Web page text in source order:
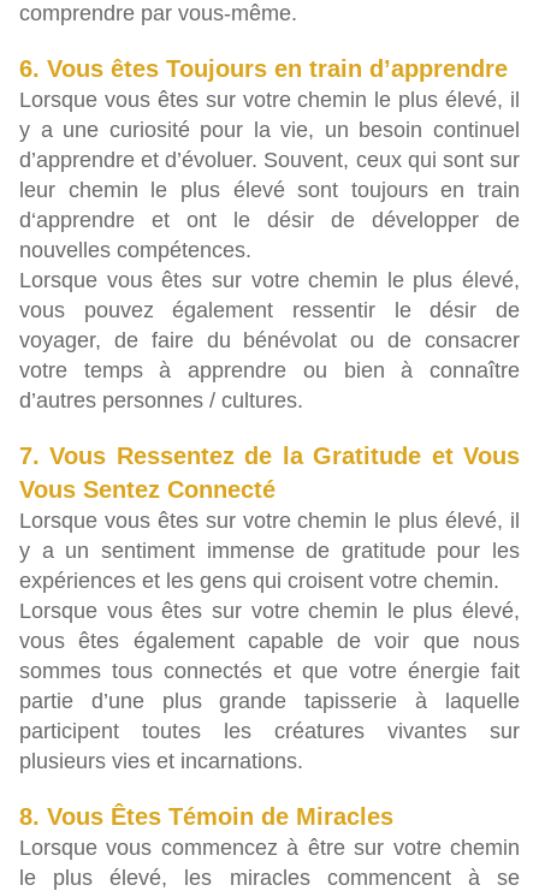
comprendre par vous-même.
6. Vous êtes Toujours en train d’apprendre
Lorsque vous êtes sur votre chemin le plus élevé, il
y a une curiosité pour la vie, un besoin continuel
d’apprendre et d’évoluer. Souvent, ceux qui sont sur
leur chemin le plus élevé sont toujours en train
d‘apprendre et ont le désir de développer de
nouvelles compétences.
Lorsque vous êtes sur votre chemin le plus élevé,
vous pouvez également ressentir le désir de
voyager, de faire du bénévolat ou de consacrer
votre temps à apprendre ou bien à connaître
d’autres personnes / cultures.
7. Vous Ressentez de la Gratitude et Vous
Vous Sentez Connecté
Lorsque vous êtes sur votre chemin le plus élevé, il
y a un sentiment immense de gratitude pour les
expériences et les gens qui croisent votre chemin.
Lorsque vous êtes sur votre chemin le plus élevé,
vous êtes également capable de voir que nous
sommes tous connectés et que votre énergie fait
partie d’une plus grande tapisserie à laquelle
participent toutes les créatures vivantes sur
plusieurs vies et incarnations.
8. Vous Êtes Témoin de Miracles
Lorsque vous commencez à être sur votre chemin
le plus élevé, les miracles commencent à se